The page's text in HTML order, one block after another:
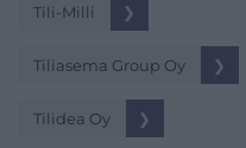
Tili-Milli ❯
Tiliasema Group Oy ❯
Tilidea Oy ❯